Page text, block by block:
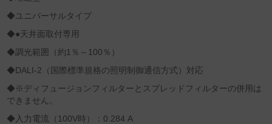
◆ユニバーサルタイプ
◆●天井面取付専用
◆調光範囲（約1％～100％）
◆DALI‐2（国際標準規格の照明制御通信方式）対応
◆※ディフュージョンフィルターとスプレッドフィルターの併用は
できません。
◆入力電流（100V時）：0.284 A